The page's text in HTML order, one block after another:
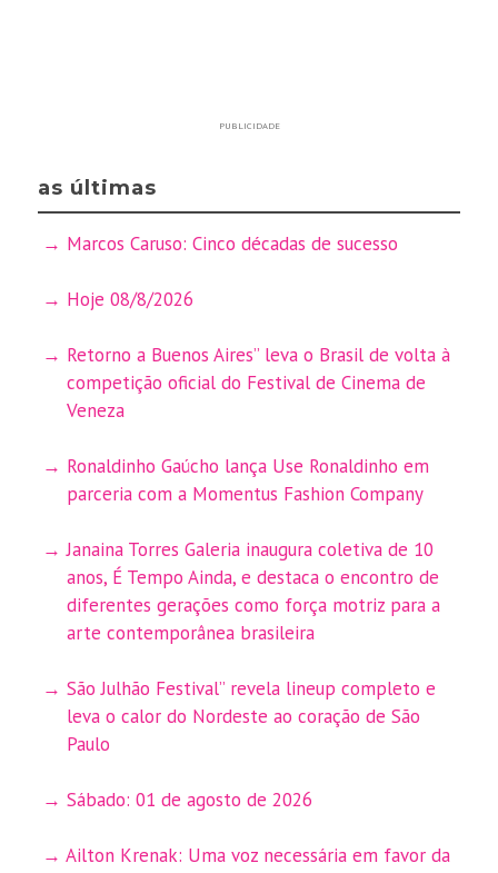
PUBLICIDADE
as últimas
Marcos Caruso: Cinco décadas de sucesso
Hoje 08/8/2026
Retorno a Buenos Aires” leva o Brasil de volta à
competição oficial do Festival de Cinema de
Veneza
Ronaldinho Gaúcho lança Use Ronaldinho em
parceria com a Momentus Fashion Company
Janaina Torres Galeria inaugura coletiva de 10
anos, É Tempo Ainda, e destaca o encontro de
diferentes gerações como força motriz para a
arte contemporânea brasileira
São Julhão Festival” revela lineup completo e
leva o calor do Nordeste ao coração de São
Paulo
Sábado: 01 de agosto de 2026
Ailton Krenak: Uma voz necessária em favor da